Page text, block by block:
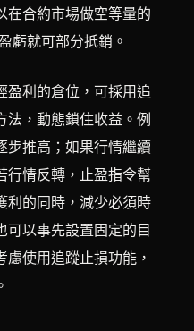
在合約市場做空等量的
虧就可部分抵銷。
盈利的倉位，可採用追
法，動態鎖住收益。例
步推高；如果行情繼續
行情反轉，止盈指令幫
利的同時，減少必須時
可以事先設置固定的目
使用追蹤止損功能，